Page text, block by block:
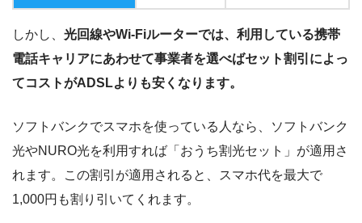
しかし、 光回線やWi-Fiルーターでは、利用している携帯
電話キャリアにあわせて事業者を選べばセット割引によっ
てコストがADSLよりも安くなります。
ソフトバンクでスマホを使っている人なら、ソフトバンク
光やNURO光を利用すれば「おうち割光セット」が適用さ
れます。この割引が適用されると、スマホ代を最大で
1,000円も割り引いてくれます。